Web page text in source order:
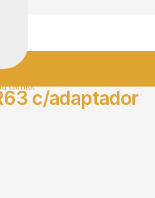
carrito.
riel
c/adaptador